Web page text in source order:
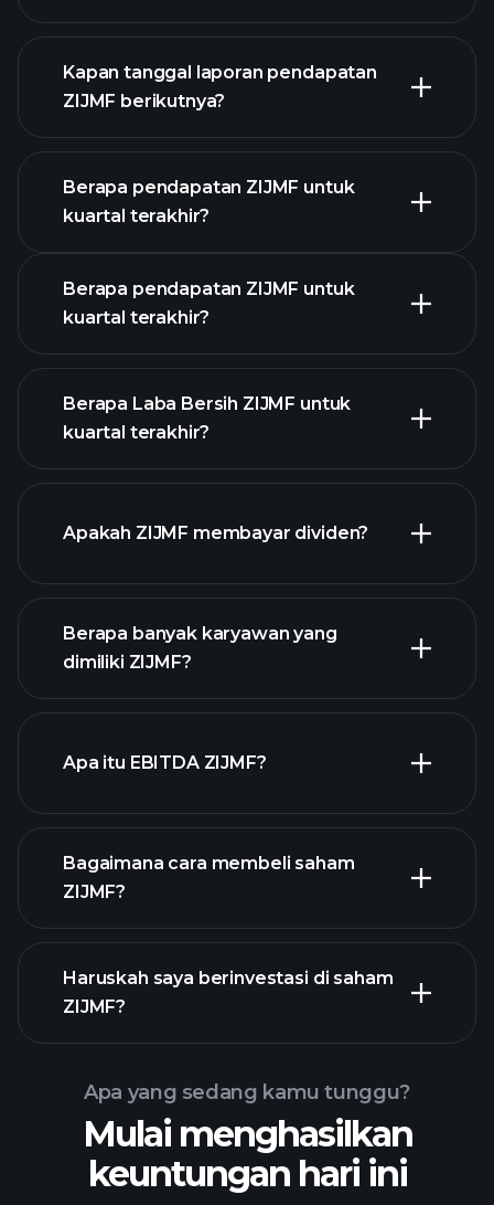
keuangan
ZIJMF
Kapan tanggal laporan pendapatan
ZIJMF berikutnya?
Berapa pendapatan ZIJMF untuk
kuartal terakhir?
pendapatan
Berapa pendapatan ZIJMF untuk
kuartal terakhir?
laporan keuangan
Berapa Laba Bersih ZIJMF untuk
kuartal terakhir?
laporan
keuangan
Apakah ZIJMF membayar dividen?
Berapa banyak karyawan yang
dimiliki ZIJMF?
Apa itu EBITDA ZIJMF?
laporan
keuangan ZIJMF
Bagaimana cara membeli saham
ZIJMF?
Turnamen
Playtrade
broker yang
Haruskah saya berinvestasi di saham
ZIJMF?
Apa yang sedang kamu tunggu?
Mulai menghasilkan
keuntungan hari ini